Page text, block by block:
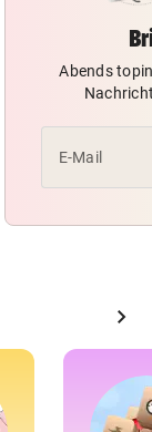
Abends
E-Mail
chevron_right